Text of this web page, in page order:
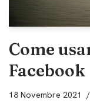
Come
Facebook
18 Novembre 2021